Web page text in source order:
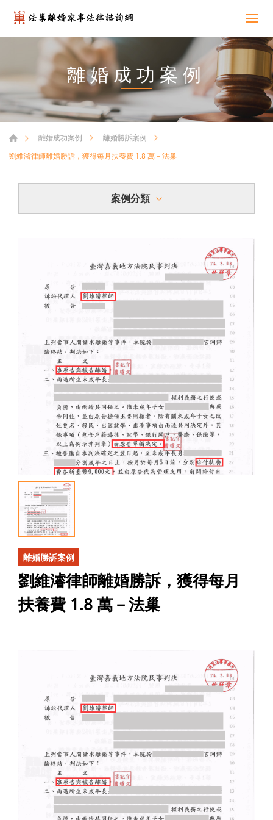
離婚成功案例
離婚成功案例
離婚勝訴案例
劉維濬律師離婚勝訴，獲得每月扶養費 1.8 萬－法巢
案例分類
離婚勝訴案例
劉維濬律師離婚勝訴，獲得每月
扶養費 1.8 萬－法巢